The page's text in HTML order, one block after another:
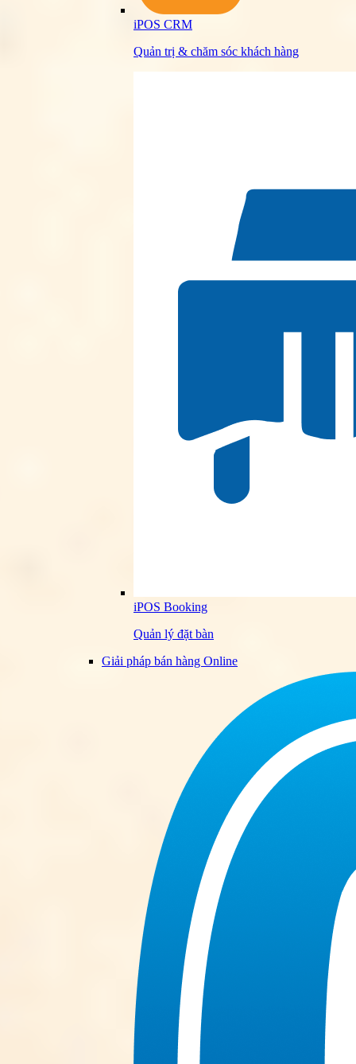
iPOS CRM
Quản trị & chăm sóc khách hàng
iPOS Booking
Quản lý đặt bàn
Giải pháp bán hàng Online